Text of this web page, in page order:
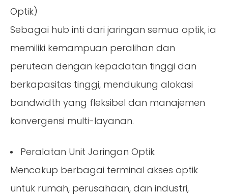
Optik)
Sebagai hub inti dari jaringan semua optik, ia
memiliki kemampuan peralihan dan
perutean dengan kepadatan tinggi dan
berkapasitas tinggi, mendukung alokasi
bandwidth yang fleksibel dan manajemen
konvergensi multi-layanan.
Peralatan Unit Jaringan Optik
Mencakup berbagai terminal akses optik
untuk rumah, perusahaan, dan industri,